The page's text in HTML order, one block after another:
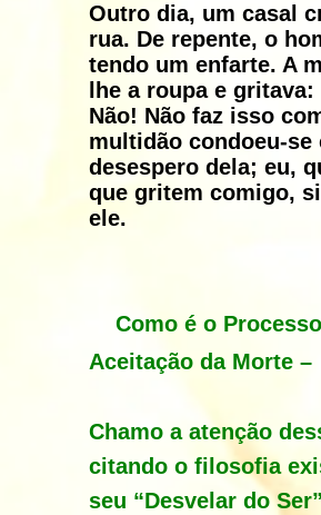
Outro dia, um casal
rua. De repente, o
tendo um enfarte. A
lhe a roupa e
Não! Não faz isso
multidão condoeu-se
desespero dela; eu,
que gritem comigo,
ele.
Como é o
Aceitação da Morte –
Chamo a atenção
citando o filosofia
seu “Desvelar do